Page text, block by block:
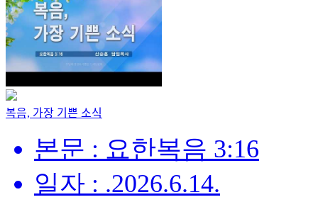
복음, 가장 기쁜 소식
본문 : 요한복음 3:16
일자 : .2026.6.14.